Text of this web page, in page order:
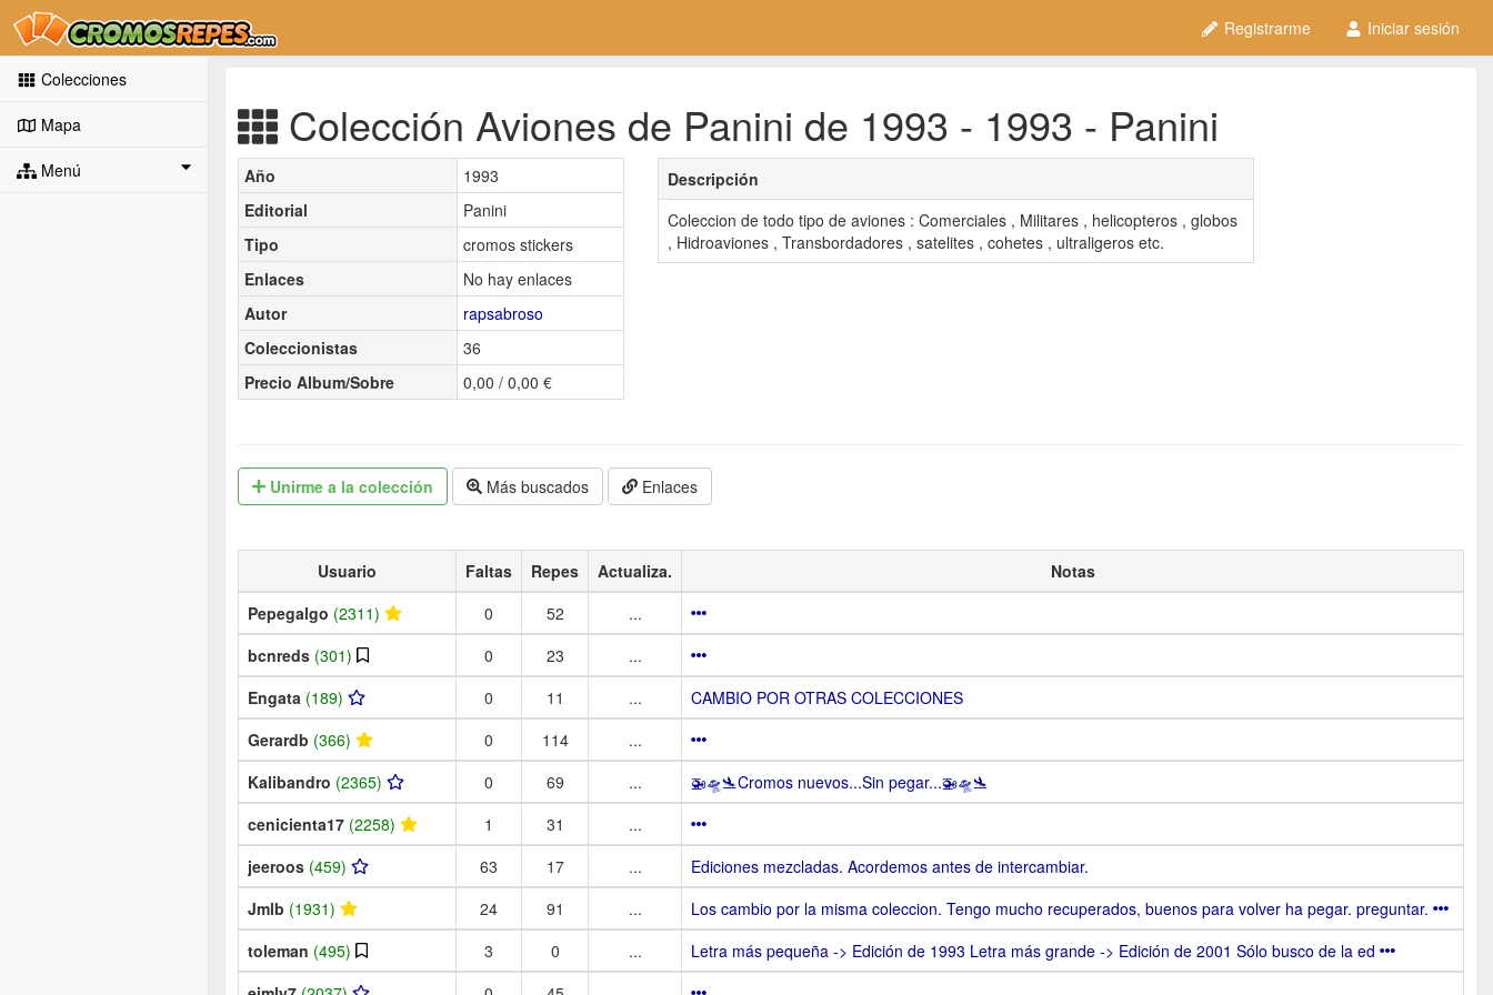
Registrarme Iniciar sesión
Colecciones
Mapa
Menú
Colección Aviones de Panini de 1993 - 1993 - Panini
Año
1993
Editorial
Panini
Tipo
cromos stickers
Enlaces
No hay enlaces
Autor
rapsabroso
Coleccionistas
36
Precio Album/Sobre
0,00 / 0,00 €
Descripción
Coleccion de todo tipo de aviones : Comerciales , Militares , helicopteros , globos
, Hidroaviones , Transbordadores , satelites , cohetes , ultraligeros etc.
Unirme a la colección Más buscados Enlaces
Usuario Faltas Repes Actualiza.
Notas
Pepegalgo (2311) 0 52
...
bcnreds (301) 0 23
...
Engata (189) 0 11 ...
CAMBIO POR OTRAS COLECCIONES
Gerardb (366) 0 114
...
Kalibandro (2365) 0 69 ...
🚁🛸🛬Cromos nuevos...Sin pegar...🚁🛸🛬
cenicienta17 (2258) 1 31
...
jeeroos (459) 63 17 ...
Ediciones mezcladas. Acordemos antes de intercambiar.
Jmlb (1931) 24 91 ...
Los cambio por la misma coleccion. Tengo mucho recuperados, buenos para volver ha pegar. preguntar.
toleman (495) 3 0 ...
Letra más pequeña -> Edición de 1993 Letra más grande -> Edición de 2001 Sólo busco de la ed